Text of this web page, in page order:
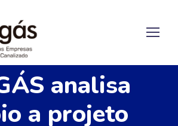
analisa
a projeto